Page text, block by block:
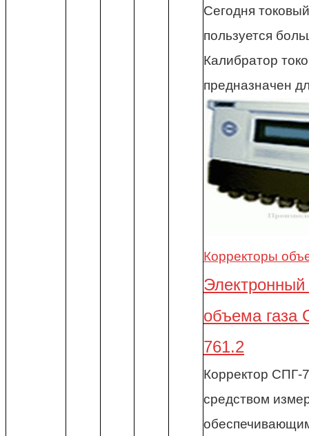
Сегодня
пользуется
Калибратор
предназначен
Корректоры
Электронный
объема газа
761.2
Корректор СПГ-
средством